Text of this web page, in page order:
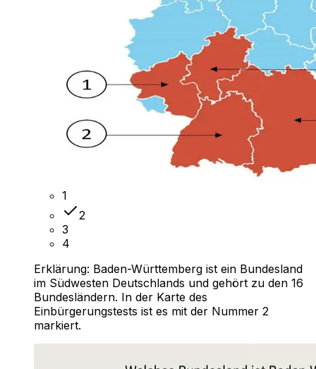
1
2
3
4
Erklärung: Baden-Württemberg ist ein Bundesland
im Südwesten Deutschlands und gehört zu den 16
Bundesländern. In der Karte des
Einbürgerungstests ist es mit der Nummer 2
markiert.